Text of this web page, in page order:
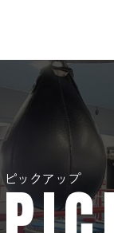
ピックアップ